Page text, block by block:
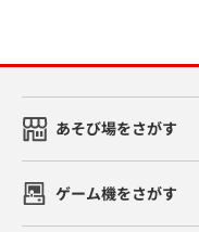
あそび場をさがす
ゲーム機をさがす